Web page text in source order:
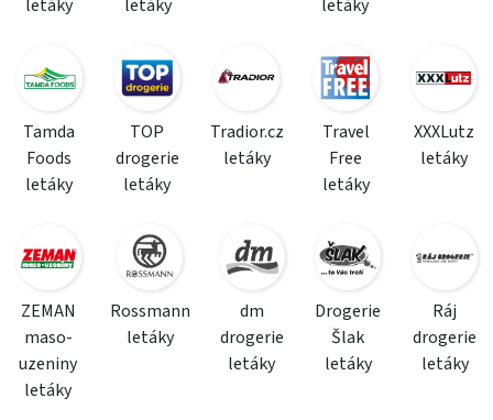
letáky
letáky
letáky
Tamda
Foods
letáky
TOP
drogerie
letáky
Tradior.cz
letáky
Travel
Free
letáky
XXXLutz
letáky
ZEMAN
maso-
uzeniny
letáky
Rossmann
letáky
dm
drogerie
letáky
Drogerie
Šlak
letáky
Ráj
drogerie
letáky